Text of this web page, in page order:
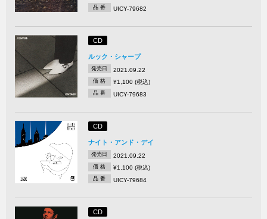
品 番 UICY-79682
CD
ルック・シャープ
発売日 2021.09.22
価 格 ¥1,100 (税込)
品 番 UICY-79683
CD
ナイト・アンド・デイ
発売日 2021.09.22
価 格 ¥1,100 (税込)
品 番 UICY-79684
CD